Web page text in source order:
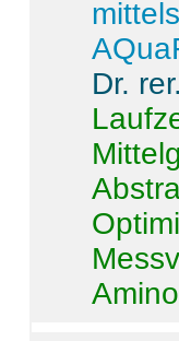
Dr.